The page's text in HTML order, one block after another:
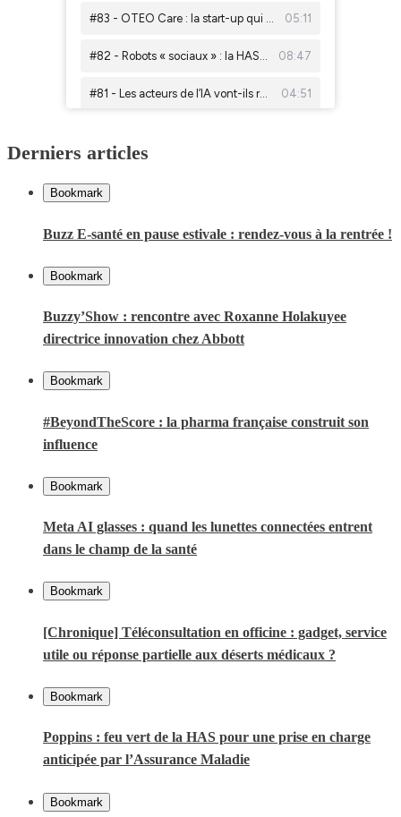
Derniers articles
Bookmark
Buzz E-santé en pause estivale : rendez-vous à la rentrée !
Bookmark
Buzzy’Show : rencontre avec Roxanne Holakuyee
directrice innovation chez Abbott
Bookmark
#BeyondTheScore : la pharma française construit son
influence
Bookmark
Meta AI glasses : quand les lunettes connectées entrent
dans le champ de la santé
Bookmark
[Chronique] Téléconsultation en officine : gadget, service
utile ou réponse partielle aux déserts médicaux ?
Bookmark
Poppins : feu vert de la HAS pour une prise en charge
anticipée par l’Assurance Maladie
Bookmark